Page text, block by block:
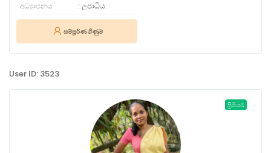
අධ්‍යාපනය
උපාධිය
සම්පූර්ණ ගිණුම
User ID: 3523
ප්‍රිමියම්